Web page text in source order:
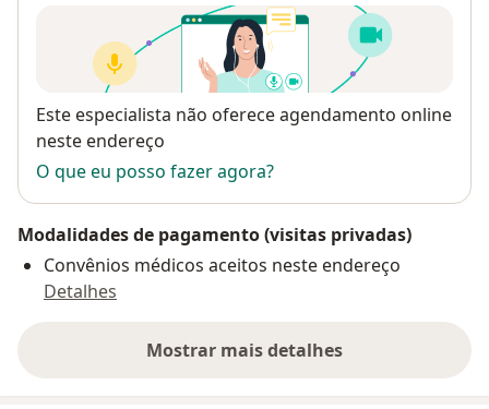
Disponibilidade
Este especialista não oferece agendamento online
neste endereço
O que eu posso fazer agora?
Modalidades de pagamento (visitas privadas)
Convênios médicos aceitos neste endereço
Detalhes
Mostrar mais detalhes
sobre o endereço